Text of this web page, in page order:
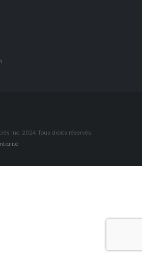
Inc. 2024. Tous droits réservés.